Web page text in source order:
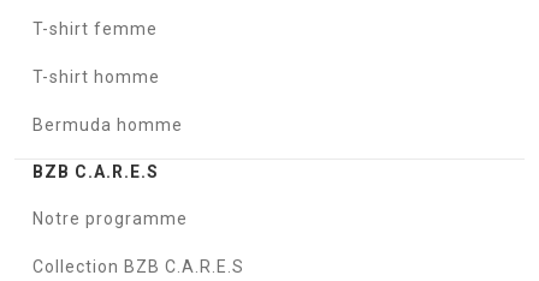
T-shirt femme
T-shirt homme
Bermuda homme
BZB C.A.R.E.S
Notre programme
Collection BZB C.A.R.E.S